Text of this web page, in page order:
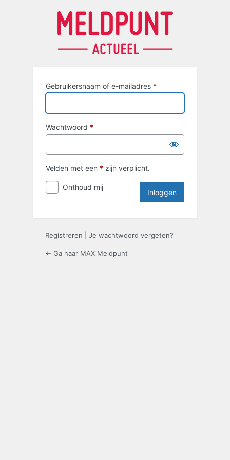
Gebruikersnaam of e-mailadres *
Wachtwoord *
Velden met een * zijn verplicht.
Onthoud mij
Registreren Je wachtwoord vergeten?
← Ga naar MAX Meldpunt